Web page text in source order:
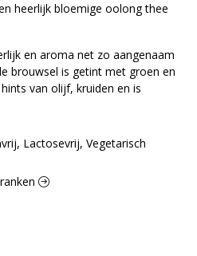
heerlijk bloemige oolong thee
en aroma net zo aangenaam
brouwsel is getint met groen en
van olijf, kruiden en is
Lactosevrij, Vegetarisch